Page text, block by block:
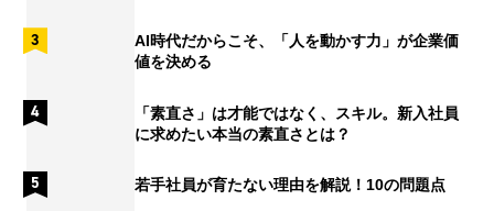
AI時代だからこそ、「人を動かす力」が企業価
値を決める
「素直さ」は才能ではなく、スキル。新入社員
に求めたい本当の素直さとは？
若手社員が育たない理由を解説！10の問題点